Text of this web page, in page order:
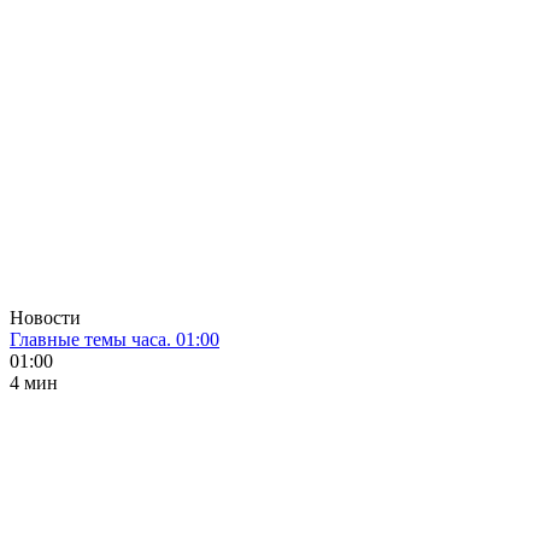
Новости
Главные темы часа. 01:00
01:00
4 мин